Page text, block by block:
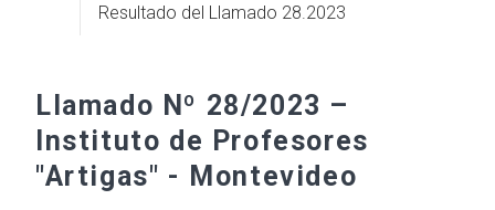
Resultado del Llamado 28.2023
Llamado Nº 28/2023 –
Instituto de Profesores
"Artigas" - Montevideo